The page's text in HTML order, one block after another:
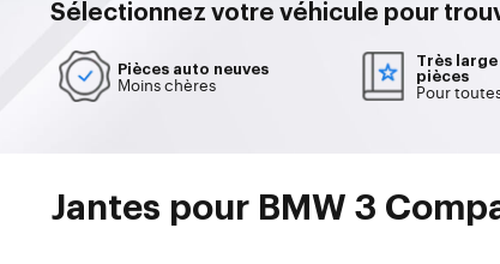
Sélectionnez votre véhicule pour
Pièces auto neuves
Moins chères
Très
pièces
Pour
Jantes pour BMW 3